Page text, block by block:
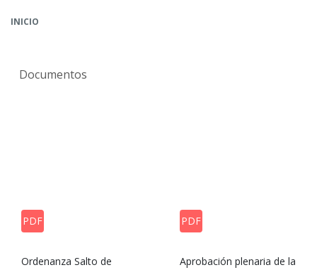
INICIO
Documentos
PDF
Ordenanza Salto de
PDF
Aprobación plenaria de la